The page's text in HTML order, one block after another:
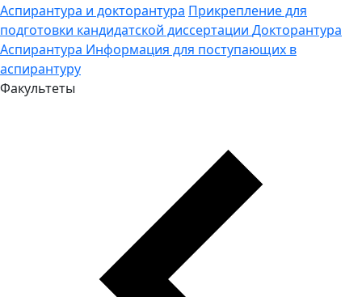
Аспирантура и докторантура Прикрепление для
подготовки кандидатской диссертации Докторантура
Аспирантура Информация для поступающих в
аспирантуру
Факультеты